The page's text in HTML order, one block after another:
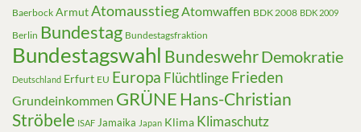
Baerbock ArmutAtomausstiegAtomwaffen BDK 2008 BDK 2009
Berlin Bundestag Bundestagsfraktion
Bundestagswahl BundeswehrDemokratie
Deutschland Erfurt EU Europa FlüchtlingeFrieden
Grundeinkommen GRÜNE Hans-Christian
Ströbele ISAF Jamaika Japan Klima Klimaschutz